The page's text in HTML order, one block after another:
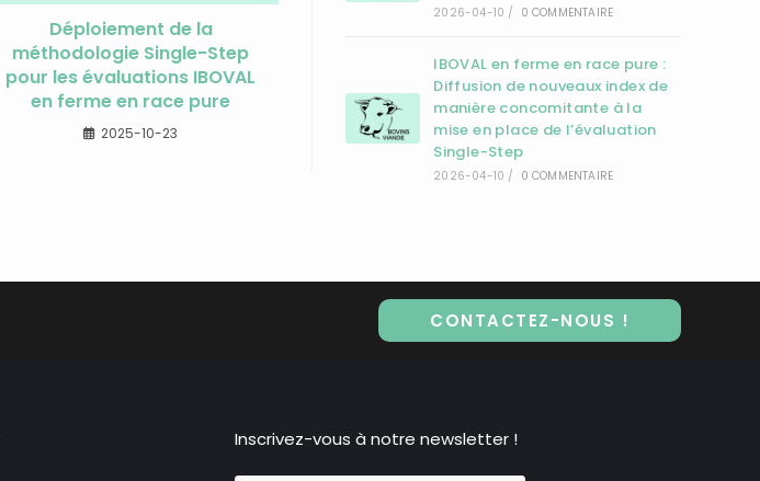
Déploiement de la
méthodologie Single-Step
pour les évaluations IBOVAL
en ferme en race pure
2025-10-23
2026-04-10 / 0 COMMENTAIRE
IBOVAL en ferme en race pure :
Diffusion de nouveaux index de
manière concomitante à la
mise en place de l’évaluation
Single-Step
2026-04-10 / 0 COMMENTAIRE
CONTACTEZ-NOUS !
Inscrivez-vous à notre newsletter !